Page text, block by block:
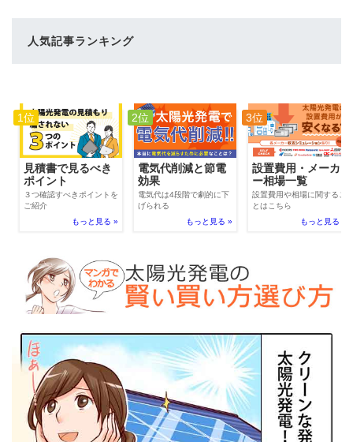
人気記事ランキング
1位
見積書で見るべき
ポイント
３つ確認すべきポイントを
ご紹介
もっと見る »
2位
電気代削減と節電
効果
電気代は4段階で劇的に下
げられる
もっと見る »
3位
設置費用・メーカ
ー相場一覧
設置費用や相場に関するこ
とはこちら
もっと見る »